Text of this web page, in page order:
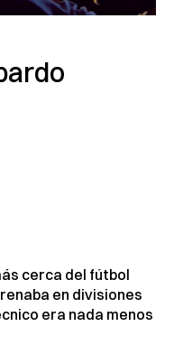
cerca del fútbol
en divisiones
era nada menos